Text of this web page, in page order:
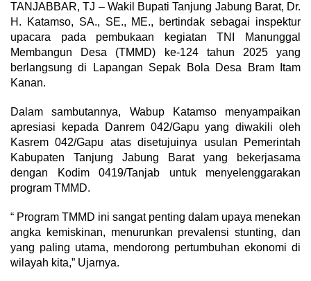
TANJABBAR, TJ – Wakil Bupati Tanjung Jabung Barat, Dr.
H. Katamso, SA., SE., ME., bertindak sebagai inspektur
upacara pada pembukaan kegiatan TNI Manunggal
Membangun Desa (TMMD) ke-124 tahun 2025 yang
berlangsung di Lapangan Sepak Bola Desa Bram Itam
Kanan.
Dalam sambutannya, Wabup Katamso menyampaikan
apresiasi kepada Danrem 042/Gapu yang diwakili oleh
Kasrem 042/Gapu atas disetujuinya usulan Pemerintah
Kabupaten Tanjung Jabung Barat yang bekerjasama
dengan Kodim 0419/Tanjab untuk menyelenggarakan
program TMMD.
“ Program TMMD ini sangat penting dalam upaya menekan
angka kemiskinan, menurunkan prevalensi stunting, dan
yang paling utama, mendorong pertumbuhan ekonomi di
wilayah kita,” Ujarnya.